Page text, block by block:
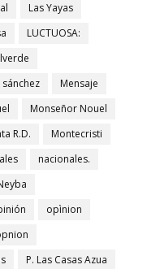
Las Yayas
LUCTUOSA:
Mensaje
Monseñor Nouel
R.D.
Montecristi
nacionales.
opìnion
P. Las Casas Azua